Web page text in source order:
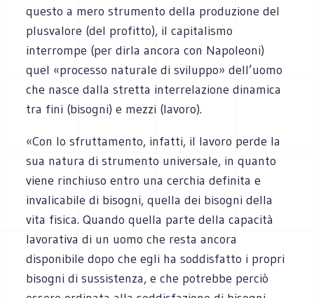
questo a mero strumento della produzione del
plusvalore (del profitto), il capitalismo
interrompe (per dirla ancora con Napoleoni)
quel «processo naturale di sviluppo» dell’uomo
che nasce dalla stretta interrelazione dinamica
tra fini (bisogni) e mezzi (lavoro).
«Con lo sfruttamento, infatti, il lavoro perde la
sua natura di strumento universale, in quanto
viene rinchiuso entro una cerchia definita e
invalicabile di bisogni, quella dei bisogni della
vita fisica. Quando quella parte della capacità
lavorativa di un uomo che resta ancora
disponibile dopo che egli ha soddisfatto i propri
bisogni di sussistenza, e che potrebbe perciò